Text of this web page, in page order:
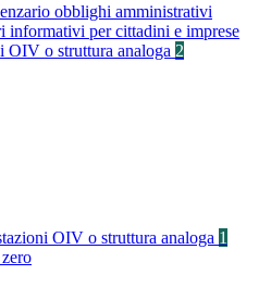
obblighi amministrativi
informativi per cittadini e imprese
OIV o struttura analoga 2
OIV o struttura analoga 1